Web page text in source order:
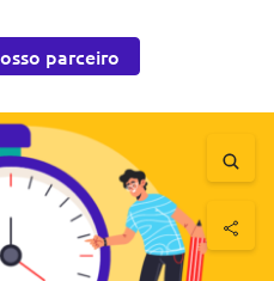
parceiro
Saltar